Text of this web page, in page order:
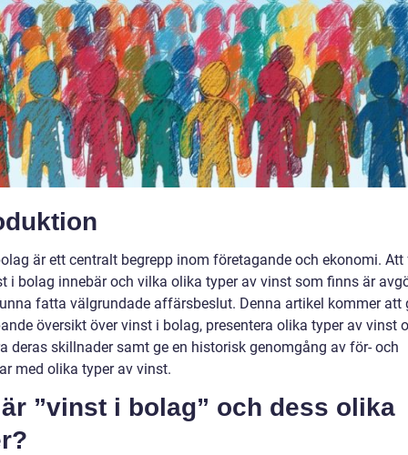
är ett centralt begrepp inom företagande och ekonomi.
i bolag innebär och vilka olika typer av vinst som finns är
fatta välgrundade affärsbeslut. Denna artikel kommer att
översikt över vinst i bolag, presentera olika typer av vinst
deras skillnader samt ge en historisk genomgång av för- och
med olika typer av vinst.
”vinst i bolag” och dess olika